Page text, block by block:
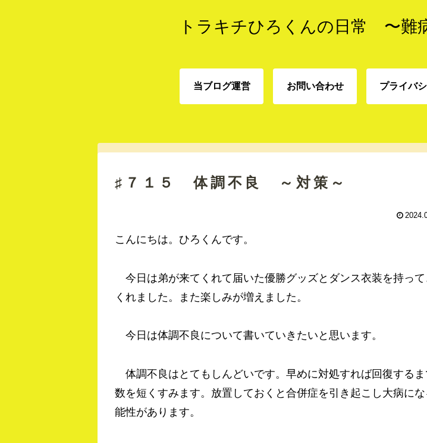
トラキチひろくんの日常 〜難
当ブログ運営 お問い合わせ プライバ
♯７１５ 体調不良 ～対策～
こんにちは。ひろくんです。
今日は弟が来てくれて届いた優勝グッズとダンス衣装を持って
くれました。また楽しみが増えました。
今日は体調不良について書いていきたいと思います。
体調不良はとてもしんどいです。早めに対処すれば回復するま
数を短くすみます。放置しておくと合併症を引き起こし大病に
能性があります。